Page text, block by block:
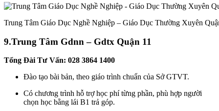
Trung Tâm Giáo Dục Nghề Nghiệp – Giáo Dục Thường Xuyên
9.Trung Tâm Gdnn – Gdtx Quận 11
Tổng Đài Tư Vấn: 028 3864 1400
Đào tạo bài bản, theo giáo trình chuẩn của Sở GTVT.
Có chương trình hỗ trợ học phí từng phần, phù hợp người
chọn học bằng lái B1 trả góp.